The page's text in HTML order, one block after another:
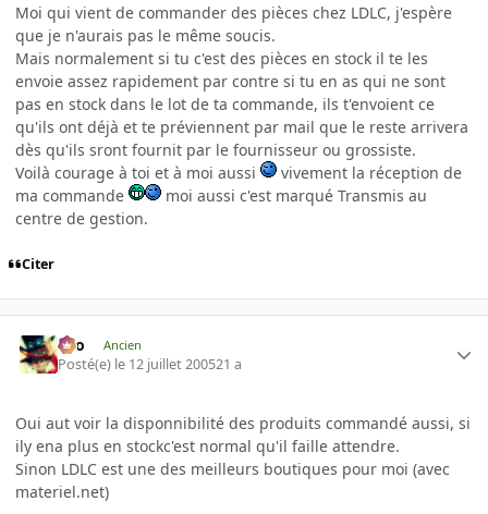
Moi qui vient de commander des pièces chez LDLC, j'espère
que je n'aurais pas le même soucis.
Mais normalement si tu c'est des pièces en stock il te les
envoie assez rapidement par contre si tu en as qui ne sont
pas en stock dans le lot de ta commande, ils t'envoient ce
qu'ils ont déjà et te préviennent par mail que le reste arrivera
dès qu'ils sront fournit par le fournisseur ou grossiste.
Voilà courage à toi et à moi aussi
vivement la réception de
ma commande
moi aussi c'est marqué Transmis au
centre de gestion.
Citer
eYo Ancien
Posté(e) le 12 juillet 200521 a
Oui aut voir la disponnibilité des produits commandé aussi, si
ily ena plus en stockc'est normal qu'il faille attendre.
Sinon LDLC est une des meilleurs boutiques pour moi (avec
materiel.net)